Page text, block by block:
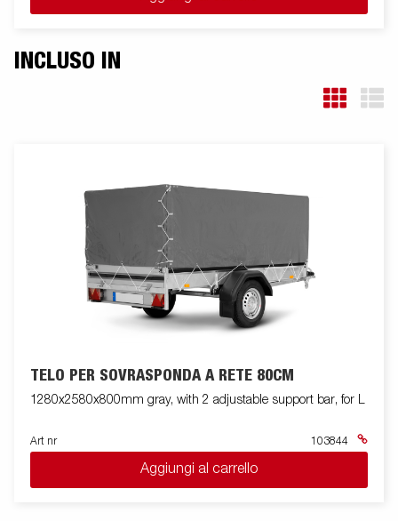
sempre ELLEBI offre un ampio programma di accessori per
possono mostrare accessori opzionali.
INCLUSO IN
TELO PER SOVRASPONDA A RETE 80CM
1280x2580x800mm gray, with 2 adjustable support bar, for L
Art nr 103844
Aggiungi al carrello